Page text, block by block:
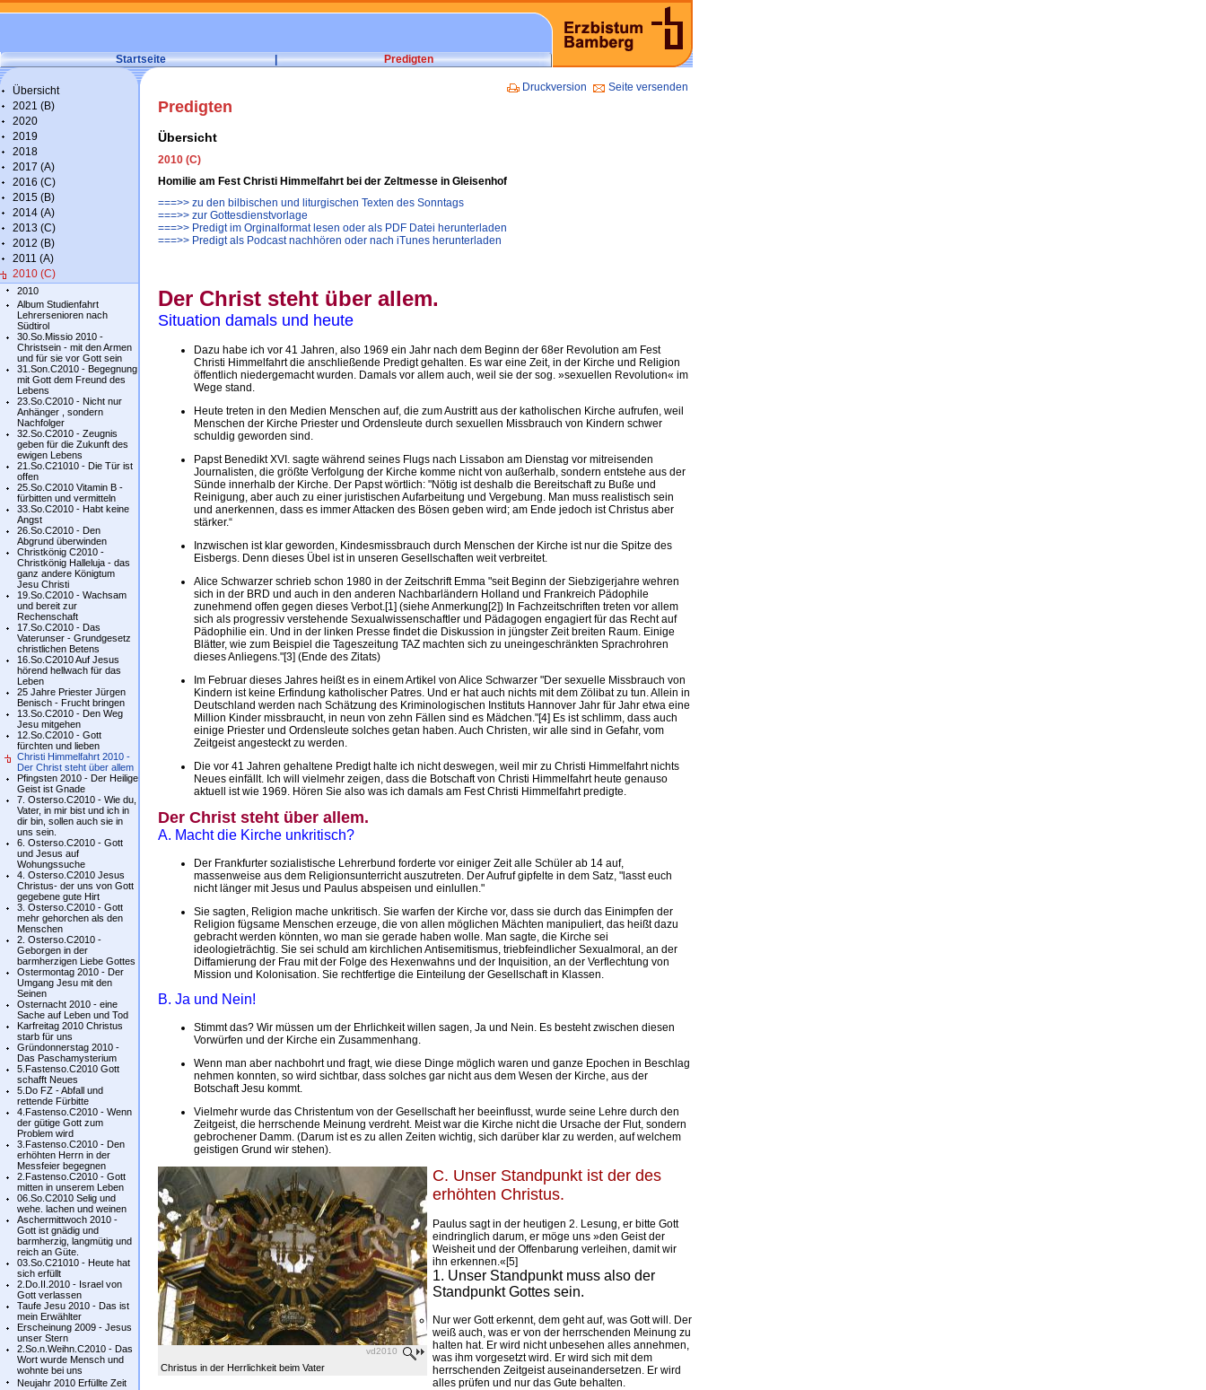
Startseite | Predigten
Übersicht
2021 (B)
2020
2019
2018
2017 (A)
2016 (C)
2015 (B)
2014 (A)
2013 (C)
2012 (B)
2011 (A)
2010 (C)
2010
Album Studienfahrt
Lehrersenioren nach
Südtirol
30.So.Missio 2010 -
Christsein - mit den Armen
und für sie vor Gott sein
31.Son.C2010 - Begegnung
mit Gott dem Freund des
Lebens
23.So.C2010 - Nicht nur
Anhänger , sondern
Nachfolger
32.So.C2010 - Zeugnis
geben für die Zukunft des
ewigen Lebens
21.So.C21010 - Die Tür ist
offen
25.So.C2010 Vitamin B -
fürbitten und vermitteln
33.So.C2010 - Habt keine
Angst
26.So.C2010 - Den
Abgrund überwinden
Christkönig C2010 -
Christkönig Halleluja - das
ganz andere Königtum
Jesu Christi
19.So.C2010 - Wachsam
und bereit zur
Rechenschaft
17.So.C2010 - Das
Vaterunser - Grundgesetz
christlichen Betens
16.So.C2010 Auf Jesus
hörend hellwach für das
Leben
25 Jahre Priester Jürgen
Benisch - Frucht bringen
13.So.C2010 - Den Weg
Jesu mitgehen
12.So.C2010 - Gott
fürchten und lieben
Christi Himmelfahrt 2010 -
Der Christ steht über allem
Pfingsten 2010 - Der Heilige
Geist ist Gnade
7. Osterso.C2010 - Wie du,
Vater, in mir bist und ich in
dir bin, sollen auch sie in
uns sein.
6. Osterso.C2010 - Gott
und Jesus auf
Wohungssuche
4. Osterso.C2010 Jesus
Christus- der uns von Gott
gegebene gute Hirt
3. Osterso.C2010 - Gott
mehr gehorchen als den
Menschen
2. Osterso.C2010 -
Geborgen in der
barmherzigen Liebe Gottes
Ostermontag 2010 - Der
Umgang Jesu mit den
Seinen
Osternacht 2010 - eine
Sache auf Leben und Tod
Karfreitag 2010 Christus
starb für uns
Gründonnerstag 2010 -
Das Paschamysterium
5.Fastenso.C2010 Gott
schafft Neues
5.Do FZ - Abfall und
rettende Fürbitte
4.Fastenso.C2010 - Wenn
der gütige Gott zum
Problem wird
3.Fastenso.C2010 - Den
erhöhten Herrn in der
Messfeier begegnen
2.Fastenso.C2010 - Gott
mitten in unserem Leben
06.So.C2010 Selig und
wehe. lachen und weinen
Aschermittwoch 2010 -
Gott ist gnädig und
barmherzig, langmütig und
reich an Güte.
03.So.C21010 - Heute hat
sich erfüllt
2.Do.II.2010 - Israel von
Gott verlassen
Taufe Jesu 2010 - Das ist
mein Erwählter
Erscheinung 2009 - Jesus
unser Stern
2.So.n.Weihn.C2010 - Das
Wort wurde Mensch und
wohnte bei uns
Neujahr 2010 Erfüllte Zeit
Druckversion Seite versenden
Predigten
Übersicht
2010 (C)
Homilie am Fest Christi Himmelfahrt bei der Zeltmesse in Gleisenhof
===>> zu den bilbischen und liturgischen Texten des Sonntags
===>> zur Gottesdienstvorlage
===>> Predigt im Orginalformat lesen oder als PDF Datei herunterladen
===>> Predigt als Podcast nachhören oder nach iTunes herunterladen
Der Christ steht über allem.
Situation damals und heute
Dazu habe ich vor 41 Jahren, also 1969 ein Jahr nach dem Beginn der 68er Revolution am Fest
Christi Himmelfahrt die anschließende Predigt gehalten. Es war eine Zeit, in der Kirche und Religion
öffentlich niedergemacht wurden. Damals vor allem auch, weil sie der sog. »sexuellen Revolution« im
Wege stand.
Heute treten in den Medien Menschen auf, die zum Austritt aus der katholischen Kirche aufrufen, weil
Menschen der Kirche Priester und Ordensleute durch sexuellen Missbrauch von Kindern schwer
schuldig geworden sind.
Papst Benedikt XVI. sagte während seines Flugs nach Lissabon am Dienstag vor mitreisenden
Journalisten, die größte Verfolgung der Kirche komme nicht von außerhalb, sondern entstehe aus der
Sünde innerhalb der Kirche. Der Papst wörtlich: "Nötig ist deshalb die Bereitschaft zu Buße und
Reinigung, aber auch zu einer juristischen Aufarbeitung und Vergebung. Man muss realistisch sein
und anerkennen, dass es immer Attacken des Bösen geben wird; am Ende jedoch ist Christus aber
stärker.“
Inzwischen ist klar geworden, Kindesmissbrauch durch Menschen der Kirche ist nur die Spitze des
Eisbergs. Denn dieses Übel ist in unseren Gesellschaften weit verbreitet.
Alice Schwarzer schrieb schon 1980 in der Zeitschrift Emma "seit Beginn der Siebzigerjahre wehren
sich in der BRD und auch in den anderen Nachbarländern Holland und Frankreich Pädophile
zunehmend offen gegen dieses Verbot.[1] (siehe Anmerkung[2]) In Fachzeitschriften treten vor allem
sich als progressiv verstehende Sexualwissenschaftler und Pädagogen engagiert für das Recht auf
Pädophilie ein. Und in der linken Presse findet die Diskussion in jüngster Zeit breiten Raum. Einige
Blätter, wie zum Beispiel die Tageszeitung TAZ machten sich zu uneingeschränkten Sprachrohren
dieses Anliegens."[3] (Ende des Zitats)
Im Februar dieses Jahres heißt es in einem Artikel von Alice Schwarzer "Der sexuelle Missbrauch von
Kindern ist keine Erfindung katholischer Patres. Und er hat auch nichts mit dem Zölibat zu tun. Allein in
Deutschland werden nach Schätzung des Kriminologischen Instituts Hannover Jahr für Jahr etwa eine
Million Kinder missbraucht, in neun von zehn Fällen sind es Mädchen."[4] Es ist schlimm, dass auch
einige Priester und Ordensleute solches getan haben. Auch Christen, wir alle sind in Gefahr, vom
Zeitgeist angesteckt zu werden.
Die vor 41 Jahren gehaltene Predigt halte ich nicht deswegen, weil mir zu Christi Himmelfahrt nichts
Neues einfällt. Ich will vielmehr zeigen, dass die Botschaft von Christi Himmelfahrt heute genauso
aktuell ist wie 1969. Hören Sie also was ich damals am Fest Christi Himmelfahrt predigte.
Der Christ steht über allem.
A. Macht die Kirche unkritisch?
Der Frankfurter sozialistische Lehrerbund forderte vor einiger Zeit alle Schüler ab 14 auf,
massenweise aus dem Religionsunterricht auszutreten. Der Aufruf gipfelte in dem Satz, "lasst euch
nicht länger mit Jesus und Paulus abspeisen und einlullen."
Sie sagten, Religion mache unkritisch. Sie warfen der Kirche vor, dass sie durch das Einimpfen der
Religion fügsame Menschen erzeuge, die von allen möglichen Mächten manipuliert, das heißt dazu
gebracht werden könnten, wo man sie gerade haben wolle. Man sagte, die Kirche sei
ideologieträchtig. Sie sei schuld am kirchlichen Antisemitismus, triebfeindlicher Sexualmoral, an der
Diffamierung der Frau mit der Folge des Hexenwahns und der Inquisition, an der Verflechtung von
Mission und Kolonisation. Sie rechtfertige die Einteilung der Gesellschaft in Klassen.
B. Ja und Nein!
Stimmt das? Wir müssen um der Ehrlichkeit willen sagen, Ja und Nein. Es besteht zwischen diesen
Vorwürfen und der Kirche ein Zusammenhang.
Wenn man aber nachbohrt und fragt, wie diese Dinge möglich waren und ganze Epochen in Beschlag
nehmen konnten, so wird sichtbar, dass solches gar nicht aus dem Wesen der Kirche, aus der
Botschaft Jesu kommt.
Vielmehr wurde das Christentum von der Gesellschaft her beeinflusst, wurde seine Lehre durch den
Zeitgeist, die herrschende Meinung verdreht. Meist war die Kirche nicht die Ursache der Flut, sondern
gebrochener Damm. (Darum ist es zu allen Zeiten wichtig, sich darüber klar zu werden, auf welchem
geistigen Grund wir stehen).
vd2010
Christus in der Herrlichkeit beim Vater
C. Unser Standpunkt ist der des
erhöhten Christus.
Paulus sagt in der heutigen 2. Lesung, er bitte Gott
eindringlich darum, er möge uns »den Geist der
Weisheit und der Offenbarung verleihen, damit wir
ihn erkennen.«[5]
1. Unser Standpunkt muss also der
Standpunkt Gottes sein.
Nur wer Gott erkennt, dem geht auf, was Gott will. Der
weiß auch, was er von der herrschenden Meinung zu
halten hat. Er wird nicht unbesehen alles annehmen,
was ihm vorgesetzt wird. Er wird sich mit dem
herrschenden Zeitgeist auseinandersetzen. Er wird
alles prüfen und nur das Gute behalten.